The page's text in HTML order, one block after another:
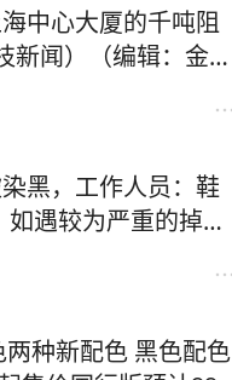
中心大厦的千吨阻
新闻）（编辑：金
黑，工作人员：鞋
遇较为严重的掉色
种新配色 黑色配色